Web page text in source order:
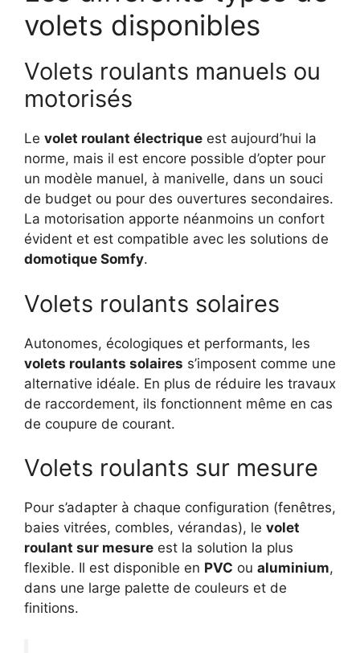
volets disponibles
Volets roulants manuels ou
motorisés
Le volet roulant électrique est aujourd’hui la
norme, mais il est encore possible d’opter pour
un modèle manuel, à manivelle, dans un souci
de budget ou pour des ouvertures secondaires.
La motorisation apporte néanmoins un confort
évident et est compatible avec les solutions de
domotique Somfy.
Volets roulants solaires
Autonomes, écologiques et performants, les
volets roulants solaires s’imposent comme une
alternative idéale. En plus de réduire les travaux
de raccordement, ils fonctionnent même en cas
de coupure de courant.
Volets roulants sur mesure
Pour s’adapter à chaque configuration (fenêtres,
baies vitrées, combles, vérandas), le volet
roulant sur mesure est la solution la plus
flexible. Il est disponible en PVC ou aluminium,
dans une large palette de couleurs et de
finitions.